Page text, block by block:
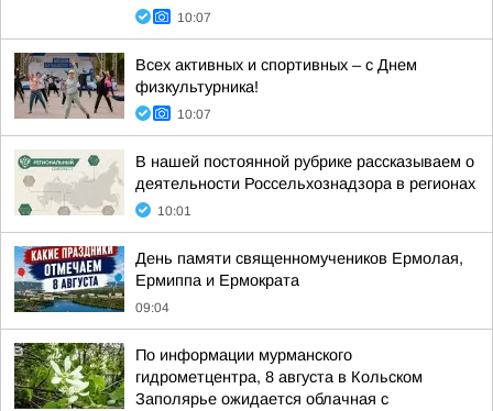
10:07
Всех активных и спортивных – с Днем
физкультурника!
10:07
В нашей постоянной рубрике рассказываем о
деятельности Россельхознадзора в регионах
10:01
День памяти священномучеников Ермолая,
Ермиппа и Ермократа
09:04
По информации мурманского
гидрометцентра, 8 августа в Кольском
Заполярье ожидается облачная с